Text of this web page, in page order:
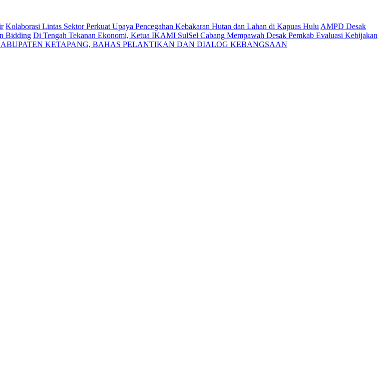
Kolaborasi Lintas Sektor Perkuat Upaya Pencegahan Kebakaran Hutan dan Lahan di Kapuas Hulu AMPD Desak
Bidding Di Tengah Tekanan Ekonomi, Ketua IKAMI SulSel Cabang Mempawah Desak Pemkab Evaluasi Kebijakan
KETAPANG, BAHAS PELANTIKAN DAN DIALOG KEBANGSAAN